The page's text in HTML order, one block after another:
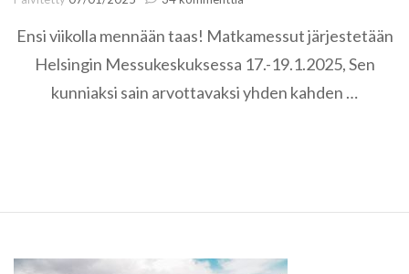
Voita
vuoden
2025
Ensi viikolla mennään taas! Matkamessut järjestetään
Helsingin Messukeskuksessa 17.-19.1.2025, Sen
kunniaksi sain arvottavaksi yhden kahden …